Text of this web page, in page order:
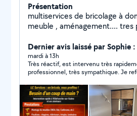
Présentation
multiservices de bricolage à domicile
meuble , aménagement.... tres
demandes de renseignements
Dernier avis laissé par Sophie
mardi à 13h
Très réactif, est intervenu très
professionnel, très sympathique. Je